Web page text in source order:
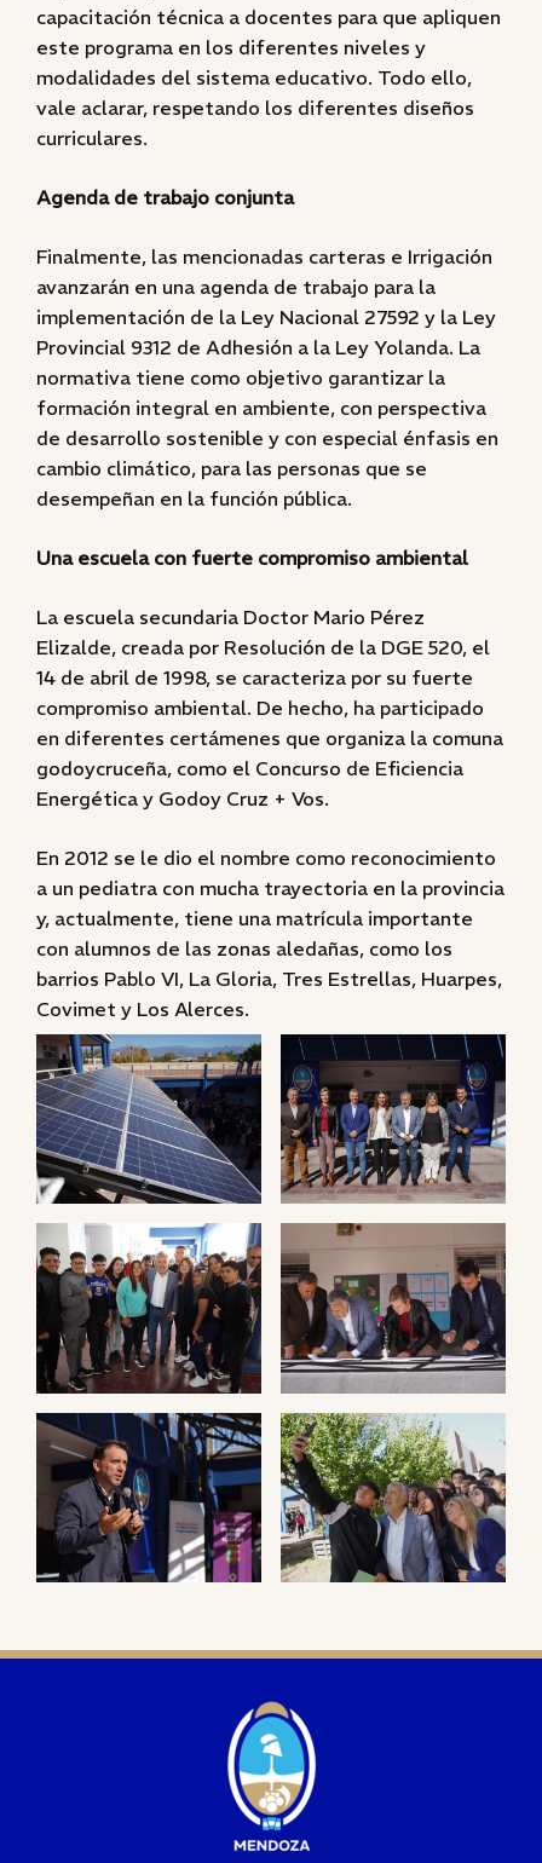
capacitación técnica a docentes para que apliquen
este programa en los diferentes niveles y
modalidades del sistema educativo. Todo ello,
vale aclarar, respetando los diferentes diseños
curriculares.
Agenda de trabajo conjunta
Finalmente, las mencionadas carteras e Irrigación
avanzarán en una agenda de trabajo para la
implementación de la Ley Nacional 27592 y la Ley
Provincial 9312 de Adhesión a la Ley Yolanda. La
normativa tiene como objetivo garantizar la
formación integral en ambiente, con perspectiva
de desarrollo sostenible y con especial énfasis en
cambio climático, para las personas que se
desempeñan en la función pública.
Una escuela con fuerte compromiso ambiental
La escuela secundaria Doctor Mario Pérez
Elizalde, creada por Resolución de la DGE 520, el
14 de abril de 1998, se caracteriza por su fuerte
compromiso ambiental. De hecho, ha participado
en diferentes certámenes que organiza la comuna
godoycruceña, como el Concurso de Eficiencia
Energética y Godoy Cruz + Vos.
En 2012 se le dio el nombre como reconocimiento
a un pediatra con mucha trayectoria en la provincia
y, actualmente, tiene una matrícula importante
con alumnos de las zonas aledañas, como los
barrios Pablo VI, La Gloria, Tres Estrellas, Huarpes,
Covimet y Los Alerces.